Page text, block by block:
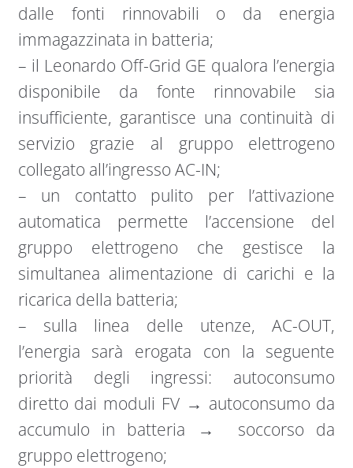
dalle fonti rinnovabili o da energia
immagazzinata in batteria;
– il Leonardo Off-Grid GE qualora l’energia
disponibile da fonte rinnovabile sia
insufficiente, garantisce una continuità di
servizio grazie al gruppo elettrogeno
collegato all’ingresso AC-IN;
– un contatto pulito per l’attivazione
automatica permette l’accensione del
gruppo elettrogeno che gestisce la
simultanea alimentazione di carichi e la
ricarica della batteria;
– sulla linea delle utenze, AC-OUT,
l’energia sarà erogata con la seguente
priorità degli ingressi: autoconsumo
diretto dai moduli FV → autoconsumo da
accumulo in batteria → soccorso da
gruppo elettrogeno;